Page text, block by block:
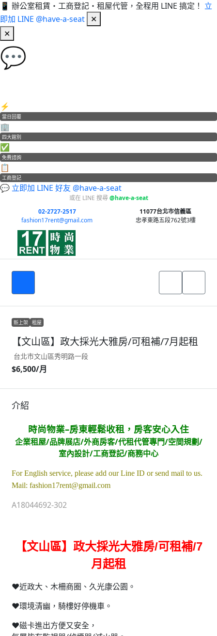
📱 辦公室租賃・工商登記・租屋代管，全程用 LINE 搞定！ 立
即加 LINE @have-a-seat
✕
✕
💬
⚡
當日回覆
🏢
四大館別
✅
免費諮詢
📋
工商登記
💬 立即加 LINE 好友 @have-a-seat
或在 LINE 搜尋@have-a-seat
02-2727-2517
fashion17rent@gmail.com
11077台北市信義區
忠孝東路五段762號3樓
新上架 租屋
【文山區】政大採光大雅房/可租補/7月起租
台北市文山區秀明路一段
$6,500/月
介紹
時尚物業–房東輕鬆收租，房客安心入住
企業租屋/品牌展店/外商房客/代租代管專門/空間規劃/
室內設計/工商登記/商務中心
For English service, please add our Line ID or send mail to us.
Mail: fashion17rent@gmail.com
A18044692-302
【文山區】政大採光大雅房/可租補/7
月起租
♥近政大、木柵商圈、久光康公園。
♥環境清幽，騎樓好停機車。
♥磁卡進出方便又安全，